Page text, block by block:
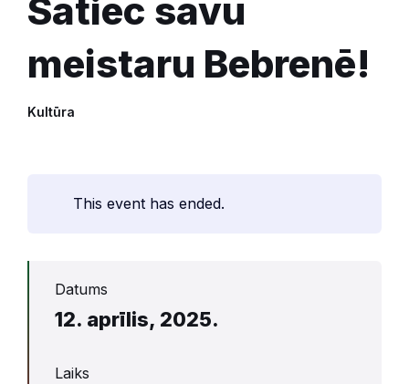
Satiec savu
meistaru Bebrenē!
Kultūra
This event has ended.
Datums
12. aprīlis, 2025.
Laiks